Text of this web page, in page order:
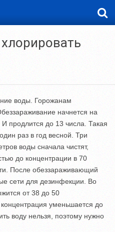
воды. Горожанам
начнется на
продлится до 13 числа. Такая
раз в год весной. Три
воды сначала чистят,
до концентрации в 70
После обеззараживающий
сети для дезинфекции. Во
от 38 до 50
уменьшается до
воду нельзя, поэтому нужно